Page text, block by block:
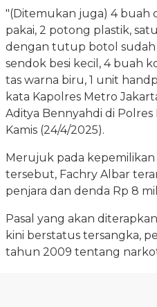
"(Ditemukan juga) 4 buah
pakai, 2 potong plastik,
dengan tutup botol sudah
sendok besi kecil, 4 buah
tas warna biru, 1 unit
kata Kapolres Metro
Aditya Bennyahdi di
Kamis (24/4/2025).
Merujuk pada
tersebut, Fachry Albar
penjara dan denda Rp 8
Pasal yang akan
kini berstatus tersangka,
tahun 2009 tentang